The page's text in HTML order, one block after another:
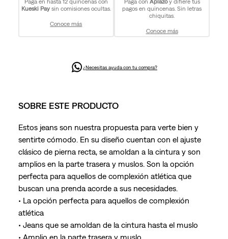
Paga en hasta 12 quincenas con
Kueski Paysin comisiones ocultas.
Conoce más
Paga con Aplazoy difiere tus
pagos en quincenas. Sin letras
chiquitas.
Conoce más
¿Necesitas ayuda con tu compra?
SOBRE ESTE PRODUCTO
Estos jeans son nuestra propuesta para verte bien y
sentirte cómodo. En su diseño cuentan con el ajuste
clásico de pierna recta, se amoldan a la cintura y son
amplios en la parte trasera y muslos. Son la opción
perfecta para aquellos de complexión atlética que
buscan una prenda acorde a sus necesidades.
• La opción perfecta para aquellos de complexión
atlética
• Jeans que se amoldan de la cintura hasta el muslo
• Amplio en la parte trasera y muslo